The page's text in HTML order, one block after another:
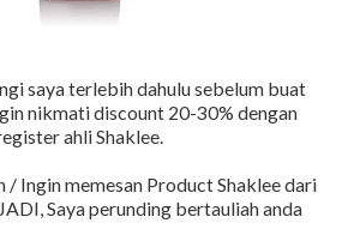
saya terlebih dahulu sebelum buat
nikmati discount 20-30% dengan
ahli Shaklee.
/ Ingin memesan Product Shaklee dari
Saya perunding bertauliah anda